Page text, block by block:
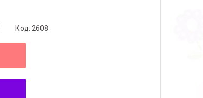
Код: 2608